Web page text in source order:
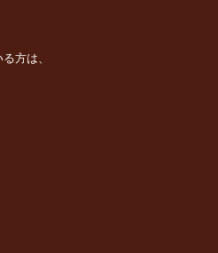
方は、